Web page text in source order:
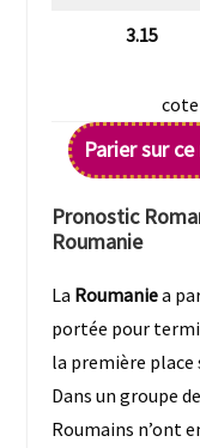
3.15
Parier sur
Pronostic
Roumanie
La Roumaniea
portée pour
la première
Dans un groupe
Roumains n’ont